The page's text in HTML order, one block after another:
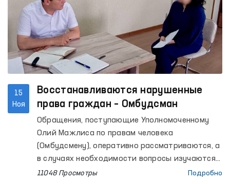
15
Ноя
Восстанавливаются нарушенные
права граждан – Омбудсман
Обращения, поступающие Уполномоченному
Олий Мажлиса по правам человека
(Омбудсмену), оперативно рассматриваются, а
в случаях необходимости вопросы изучаются
на местах с привлечением специалистов. Это
11048 Просмотры Подробно